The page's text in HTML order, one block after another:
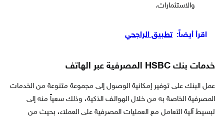
والاستثمارات.
اقرأ أيضاً: تطبيق الراجحي
خدمات بنك HSBC المصرفية عبر الهاتف
عمل البنك على توفير إمكانية الوصول إلى مجموعة متنوعة من الخدمات
المصرفية الخاصة به من خلال الهواتف الذكية، وذلك سعياً منه إلى
تبسيط آلية التعامل مع العمليات المصرفية على العملاء، بحيث من